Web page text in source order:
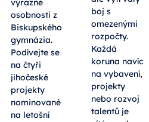
výrazné
osobnosti z
Biskupského
gymnázia.
Podívejte se
na čtyři
jihočeské
projekty
nominované
na letošní
boj s
omezenými
rozpočty.
Každá
koruna navíc
na vybavení,
projekty
nebo rozvoj
talentů je